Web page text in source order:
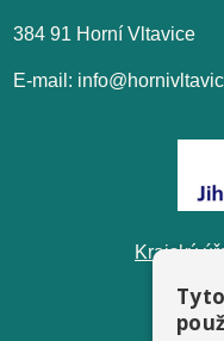
384 91 Horní Vltavice
E-mail:
Krajský